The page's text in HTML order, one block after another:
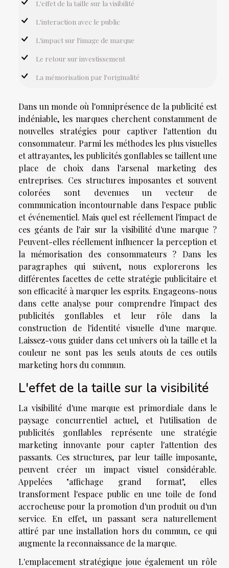
L'effet de la taille sur la visibilité
L'interaction avec le public
L'impact sur l'image de marque
Le retour sur investissement
La mémorisation par l'originalité
Dans un monde où l'omniprésence de la publicité est
indéniable, les marques cherchent constamment de
nouvelles stratégies pour captiver l'attention du
consommateur. Parmi les méthodes les plus visuelles
et attrayantes, les publicités gonflables se taillent une
place de choix dans l'arsenal marketing des
entreprises. Ces structures imposantes et souvent
colorées sont devenues un vecteur de
communication incontournable dans l'espace public
et événementiel. Mais quel est réellement l'impact de
ces géants de l'air sur la visibilité d'une marque ?
Peuvent-elles réellement influencer la perception et
la mémorisation des consommateurs ? Dans les
paragraphes qui suivent, nous explorerons les
différentes facettes de cette stratégie publicitaire et
son efficacité à marquer les esprits. Engageons-nous
dans cette analyse pour comprendre l'impact des
publicités gonflables et leur rôle dans la
construction de l'identité visuelle d'une marque.
Laissez-vous guider dans cet univers où la taille et la
couleur ne sont pas les seuls atouts de ces outils
marketing hors du commun.
L'effet de la taille sur la visibilité
La visibilité d'une marque est primordiale dans le
paysage concurrentiel actuel, et l'utilisation de
publicités gonflables représente une stratégie
marketing innovante pour capter l'attention des
passants. Ces structures, par leur taille imposante,
peuvent créer un impact visuel considérable.
Appelées "affichage grand format", elles
transforment l'espace public en une toile de fond
accrocheuse pour la promotion d'un produit ou d'un
service. En effet, un passant sera naturellement
attiré par une installation hors du commun, ce qui
augmente la reconnaissance de la marque.
L'emplacement stratégique joue également un rôle